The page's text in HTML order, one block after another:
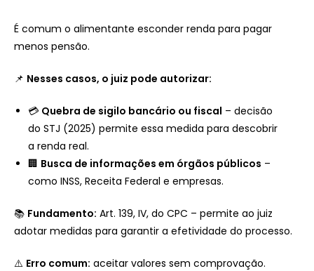
É comum o alimentante esconder renda para pagar
menos pensão.
📌 Nesses casos, o juiz pode autorizar:
💳 Quebra de sigilo bancário ou fiscal – decisão
do STJ (2025) permite essa medida para descobrir
a renda real.
🏢 Busca de informações em órgãos públicos –
como INSS, Receita Federal e empresas.
📚 Fundamento: Art. 139, IV, do CPC – permite ao juiz
adotar medidas para garantir a efetividade do processo.
⚠️ Erro comum: aceitar valores sem comprovação.